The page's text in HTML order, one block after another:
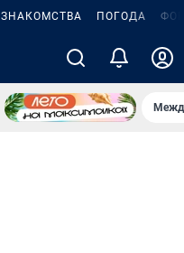
ЗНАКОМСТВА ПОГОДА